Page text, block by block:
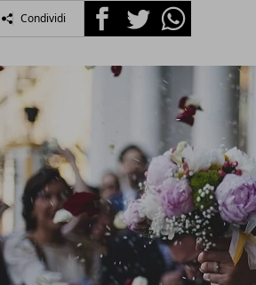
Condividi FacebookTwitterWhatsapp